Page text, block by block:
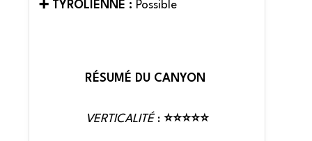
➕ TYROLIENNE : Possible
RÉSUMÉ DU CANYON
VERTICALITÉ : ⭐⭐⭐⭐⭐